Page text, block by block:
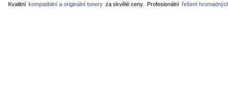
Kvalitní kompatibilní a originální tonery za skvělé ceny. Profesionální řešení